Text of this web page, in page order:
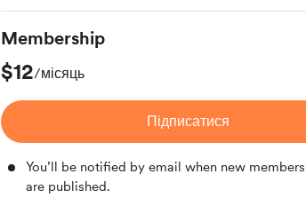
Membership
$12/місяць
Підписатися
You’ll be notified by email when new
are published.